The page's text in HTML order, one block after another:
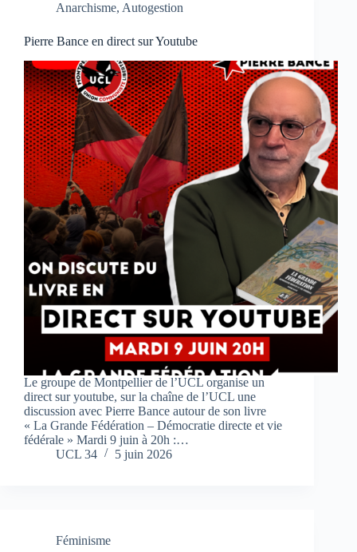
Anarchisme, Autogestion
Pierre Bance en direct sur Youtube
Le groupe de Montpellier de l’UCL organise un
direct sur youtube, sur la chaîne de l’UCL une
discussion avec Pierre Bance autour de son livre
« La Grande Fédération – Démocratie directe et vie
fédérale » Mardi 9 juin à 20h :…
UCL 34
5 juin 2026
Féminisme